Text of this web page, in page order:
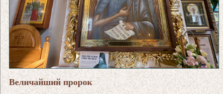
Величайший пророк